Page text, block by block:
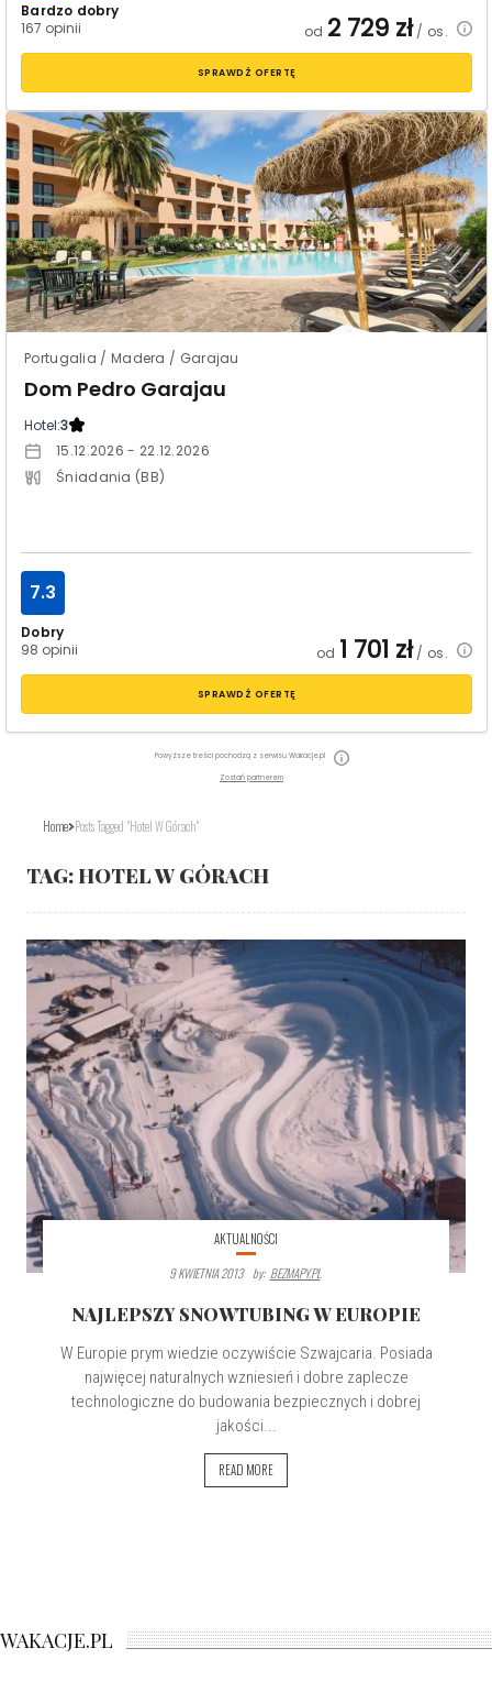
Bardzo dobry
167 opinii
od 2 729 zł/ os.
SPRAWDŹ OFERTĘ
Portugalia / Madera / Garajau
Dom Pedro Garajau
Hotel:3
15.12.2026 - 22.12.2026
Śniadania (BB)
Dobry
98 opinii
7.3
od 1 701 zł/ os.
SPRAWDŹ OFERTĘ
Powyższe treści pochodzą z serwisu Wakacje.pl
Zostań partnerem
Home Posts Tagged "hotel W Górach"
TAG: HOTEL W GÓRACH
AKTUALNOŚCI
9 KWIETNIA 2013
By: BEZMAPY.PL
NAJLEPSZY SNOWTUBING W EUROPIE
W Europie prym wiedzie oczywiście Szwajcaria. Posiada
najwięcej naturalnych wzniesień i dobre zaplecze
technologiczne do budowania bezpiecznych i dobrej
jakości...
READ MORE
WAKACJE.PL